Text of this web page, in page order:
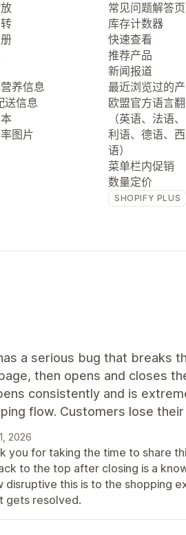
养信息
送信息
图片
常见问题解答
库存计数器
快速查看
推荐产品
新闻报道
最近浏览过的
欧盟官方语言
（英语、法语
利语、德语、
语）
菜单栏内促销
数量定价
SHOPIFY PLUS
a serious bug that breaks
then opens and closes
consistently and is
flow. Customers lose
2026
you for taking the time to share
to the top after closing is a
disruptive this is to the shopping
gets resolved.